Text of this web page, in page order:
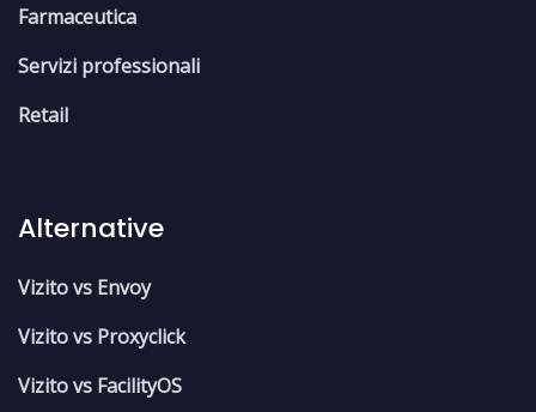
Farmaceutica
Servizi professionali
Retail
Alternative
Vizito vs Envoy
Vizito vs Proxyclick
Vizito vs FacilityOS